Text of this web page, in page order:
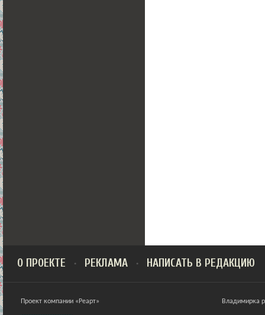
О ПРОЕКТЕ РЕКЛАМА НАПИСАТЬ В РЕДАКЦИЮ
Проект компании «Реарт» Владимирка